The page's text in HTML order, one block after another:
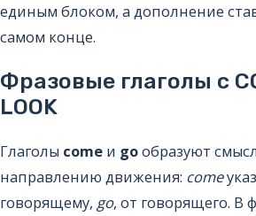
единым блоком, а дополнение
самом конце.
Фразовые глаголы с
LOOK
Глаголы come и goобразуют
направлению движения: come
говорящему, go, от говорящего. В